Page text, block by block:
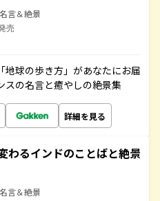
言＆絶景
売
球の歩き方」があなたにお届
スの名言と癒やしの絶景集
詳細を見る
わるインドのことばと絶景
言＆絶景